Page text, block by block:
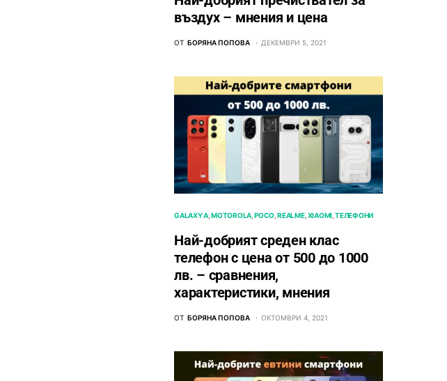
въздух – мнения и цена
ОТ БОРЯНА ПОПОВА ДЕКЕМВРИ 5, 2021
GALAXY A MOTOROLA POCO REALME XIAOMI ТЕЛЕФОНИ
Най-добрият среден клас
телефон с цена от 500 до 1000
лв. – сравнения,
характеристики, мнения
ОТ БОРЯНА ПОПОВА ОКТОМВРИ 4, 2021